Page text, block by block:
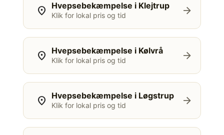
location_on Hvepsebekæmpelse i Klejtrup
Klik for lokal pris og tid arrow_forward
location_on Hvepsebekæmpelse i Kølvrå
Klik for lokal pris og tid arrow_forward
location_on Hvepsebekæmpelse i Løgstrup
Klik for lokal pris og tid arrow_forward